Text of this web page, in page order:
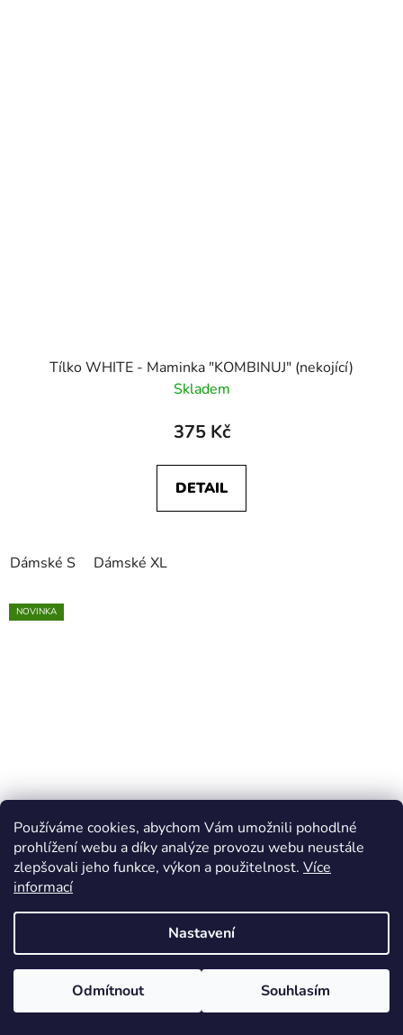
Používáme cookies, abychom Vám umožnili pohodlné
prohlížení webu a díky analýze provozu webu neustále
zlepšovali jeho funkce, výkon a použitelnost. Více
informací
Nastavení
Odmítnout Souhlasím
Tílko WHITE - Maminka "KOMBINUJ" (nekojící)
Skladem
375 Kč
DETAIL
Dámské S Dámské XL
NOVINKA